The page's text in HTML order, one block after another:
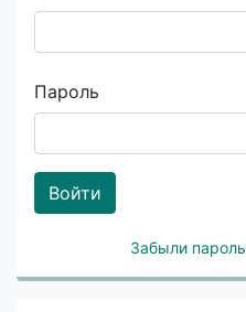
Пароль
Войти
Забыли